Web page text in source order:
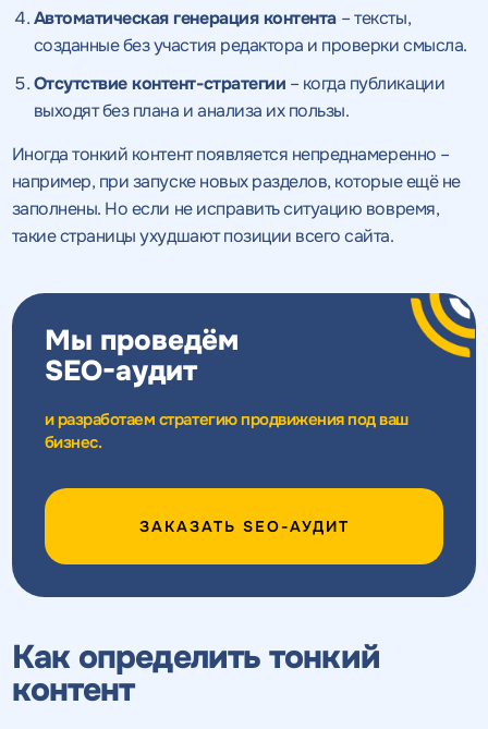
Автоматическая генерация контента – тексты,
созданные без участия редактора и проверки смысла.
Отсутствие контент-стратегии – когда публикации
выходят без плана и анализа их пользы.
Иногда тонкий контент появляется непреднамеренно –
например, при запуске новых разделов, которые ещё не
заполнены. Но если не исправить ситуацию вовремя,
такие страницы ухудшают позиции всего сайта.
Мы проведём
SEO-аудит
и разработаем стратегию продвижения под ваш
бизнес.
ЗАКАЗАТЬ SEO-АУДИТ
Как определить тонкий
контент